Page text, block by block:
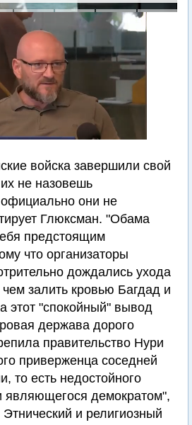
войска завершили свой
не назовешь
они не
Глюксман. "Обама
предстоящим
что организаторы
дождались ухода
залить кровью Багдад и
этот "спокойный" вывод
держава дорого
правительство Нури
приверженца соседней
то есть недостойного
являющегося демократом",
и религиозный